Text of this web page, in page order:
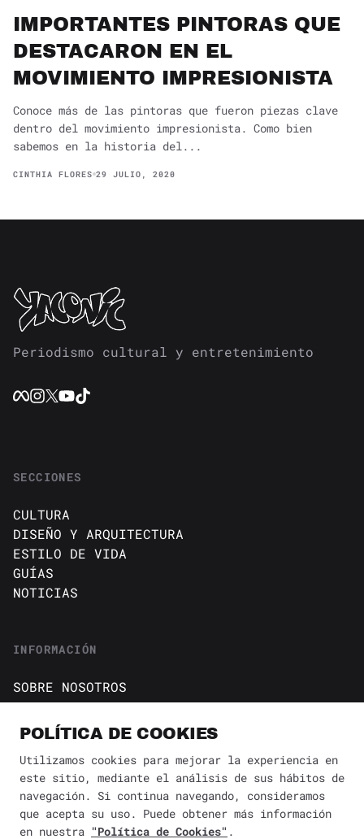
IMPORTANTES PINTORAS QUE
DESTACARON EN EL
MOVIMIENTO IMPRESIONISTA
Conoce más de las pintoras que fueron piezas clave
dentro del movimiento impresionista. Como bien
sabemos en la historia del...
CINTHIA FLORES 29 JULIO, 2020
Periodismo cultural y entretenimiento
SECCIONES
CULTURA
DISEÑO Y ARQUITECTURA
ESTILO DE VIDA
GUÍAS
NOTICIAS
INFORMACIÓN
SOBRE NOSOTROS
CONTACTO
Política de cookies
✕
BÚSQUEDA
POLÍTICA DE COOKIES
Utilizamos cookies para mejorar la experiencia en
este sitio, mediante el análisis de sus hábitos de
navegación. Si continua navegando, consideramos
que acepta su uso. Puede obtener más información
en nuestra "Política de Cookies" .